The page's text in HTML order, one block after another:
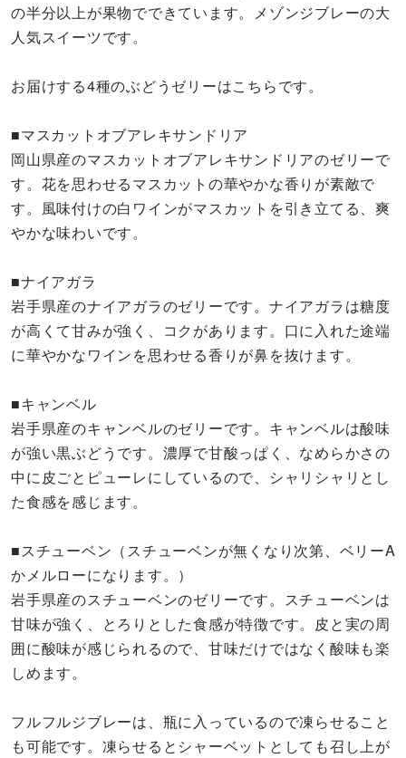
の半分以上が果物でできています。メゾンジブレーの大
人気スイーツです。
お届けする4種のぶどうゼリーはこちらです。
■マスカットオブアレキサンドリア
岡山県産のマスカットオブアレキサンドリアのゼリーで
す。花を思わせるマスカットの華やかな香りが素敵で
す。風味付けの白ワインがマスカットを引き立てる、爽
やかな味わいです。
■ナイアガラ
岩手県産のナイアガラのゼリーです。ナイアガラは糖度
が高くて甘みが強く、コクがあります。口に入れた途端
に華やかなワインを思わせる香りが鼻を抜けます。
■キャンベル
岩手県産のキャンベルのゼリーです。キャンベルは酸味
が強い黒ぶどうです。濃厚で甘酸っぱく、なめらかさの
中に皮ごとピューレにしているので、シャリシャリとし
た食感を感じます。
■スチューベン（スチューベンが無くなり次第、ベリーA
かメルローになります。）
岩手県産のスチューベンのゼリーです。スチューベンは
甘味が強く、とろりとした食感が特徴です。皮と実の周
囲に酸味が感じられるので、甘味だけではなく酸味も楽
しめます。
フルフルジブレーは、瓶に入っているので凍らせること
も可能です。凍らせるとシャーベットとしても召し上が